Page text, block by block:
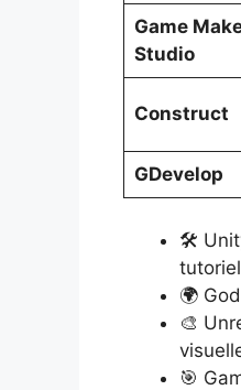
Game
Studio
Construct
GDevelop
🛠
🌍
🎨
🎯